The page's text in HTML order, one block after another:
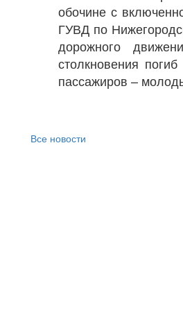
обочине с
ГУВД по
дорожного
столкновения
пассажиров –
Все новости